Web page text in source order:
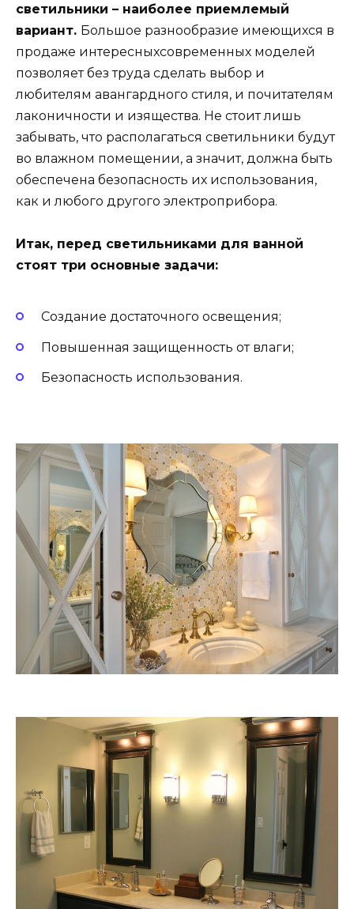
светильники – наиболее приемлемый
вариант. Большое разнообразие имеющихся в
продаже интересныхсовременных моделей
позволяет без труда сделать выбор и
любителям авангардного стиля, и почитателям
лаконичности и изящества. Не стоит лишь
забывать, что располагаться светильники будут
во влажном помещении, а значит, должна быть
обеспечена безопасность их использования,
как и любого другого электроприбора.
Итак, перед светильниками для ванной
стоят три основные задачи:
Создание достаточного освещения;
Повышенная защищенность от влаги;
Безопасность использования.